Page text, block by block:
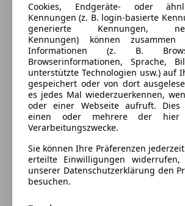
Ausstattung
Komfort
3-Zonen-Klimaautomatik
Einparkhilfe
Einparkhilfe Rückfahrkamera
Einparkhilfe selbstlenkendes
Einparkhilfe Sensoren hinten
Elektrische Fensterheber
Elektrische Heckklappe
Elektrische Seitenspiegel
Mehr anzeigen
Farbe und Innenausstattung
Außenfarbe
Grau
Lackierung
Farbe der
Innenausstattung
Cookies, Endgeräte- oder
Kennungen (z. B. login-basierte
generierte Kennungen,
Kennungen) können
Informationen (z. B.
Browserinformationen, Sprache,
unterstützte Technologien usw.) auf
gespeichert oder von dort
es jedes Mal wiederzuerkennen,
oder einer Webseite aufruft.
einen oder mehrere der hier
Verarbeitungszwecke.
Sie können Ihre Präferenzen
erteilte Einwilligungen
unserer Datenschutzerklärung den
besuchen.